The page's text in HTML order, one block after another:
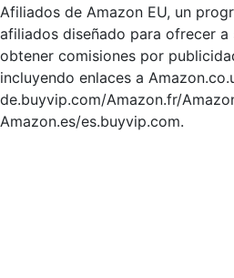
Afiliados de Amazon EU, un
afiliados diseñado para ofrecer
obtener comisiones por
incluyendo enlaces a
de.buyvip.com/Amazon.fr/
Amazon.es/es.buyvip.com.